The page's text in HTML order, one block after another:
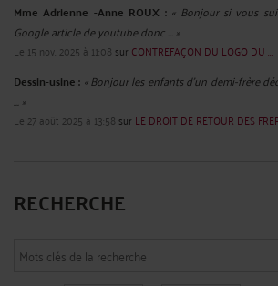
Mme Adrienne -Anne ROUX : « Bonjour si vous
Google article de youtube donc ... »
Le 15 nov. 2025 à 11:08 sur CONTREFAÇON DU LOGO DU ...
Dessin-usine : « Bonjour les enfants d'un demi-frère
... »
Le 27 août 2025 à 13:58 sur LE DROIT DE RETOUR DES
RECHERCHE